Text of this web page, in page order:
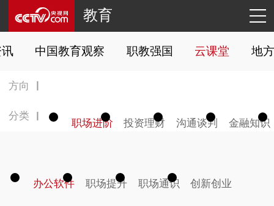
教育
中国教育观察 职教强国 云课堂 地
方向
职场进阶 投资理财 沟通谈判 金融知识
分类
办公软件 职场提升 职场通识 创新创业